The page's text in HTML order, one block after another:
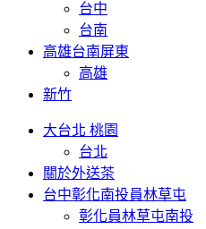
台中
台南
高雄台南屏東
高雄
新竹
大台北 桃園
台北
關於外送茶
台中彰化南投員林草屯
彰化員林草屯南投